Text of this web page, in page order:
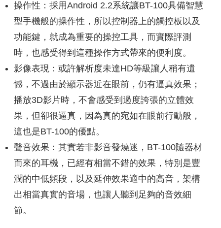
操作性：採用Android 2.2系統讓BT-100具備智慧
型手機般的操作性，所以控制器上的觸控板以及
功能鍵，就成為重要的操控工具，而實際評測
時，也感受得到這種操作方式帶來的便利度。
影像表現：或許解析度未達HD等級讓人稍有遺
憾，不過由於顯示器近在眼前，仍有逼真效果；
播放3D影片時，不會感受到過度誇張的立體效
果，但卻很逼真，因為真的宛如在眼前行動般，
這也是BT-100的優點。
聲音效果：其實若非影音發燒迷，BT-100隨器材
而來的耳機，已經有相當不錯的效果，特別是豐
潤的中低頻段，以及延伸效果適中的高音，架構
出相當真實的音場，也讓人聽到足夠的音效細
節。